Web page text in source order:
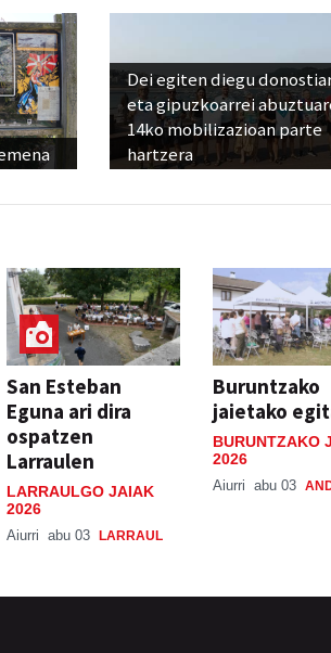
Dei egiten diegu
eta gipuzkoarrei
14ko mobilizazioan parte
hartzera
San Esteban
Eguna ari dira
ospatzen
Larraulen
LARRAULGO JAIAK
2026
Aiurri abu 03 LARRAUL
Buruntzako
jaietako
BURUNTZAKO
2026
Aiurri abu 03